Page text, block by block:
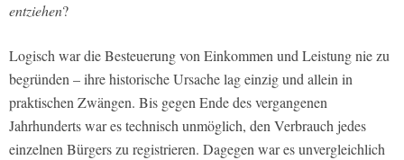
entziehen?
Logisch war die Besteuerung von Einkommen und Leistung nie zu
begründen – ihre historische Ursache lag einzig und allein in
praktischen Zwängen. Bis gegen Ende des vergangenen
Jahrhunderts war es technisch unmöglich, den Verbrauch jedes
einzelnen Bürgers zu registrieren. Dagegen war es unvergleichlich